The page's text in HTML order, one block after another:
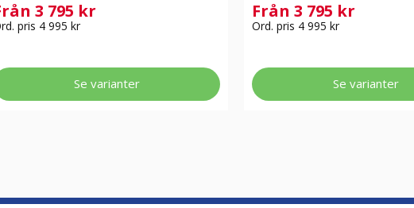
3 795 kr
pris 4 995 kr
Se varianter
Från 3 795 kr
Ord. pris 4 995 kr
Se varianter